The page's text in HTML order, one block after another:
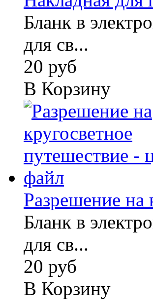
Бланк в
для св...
20 руб
В Корзину
Разрешение на
Бланк в
для св...
20 руб
В Корзину